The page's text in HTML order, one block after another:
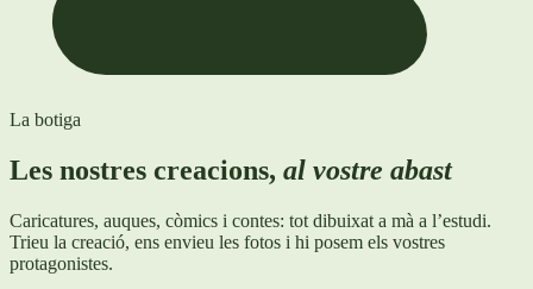
La botiga
Les nostres creacions, al vostre abast
Caricatures, auques, còmics i contes: tot dibuixat a mà a l’estudi.
Trieu la creació, ens envieu les fotos i hi posem els vostres
protagonistes.